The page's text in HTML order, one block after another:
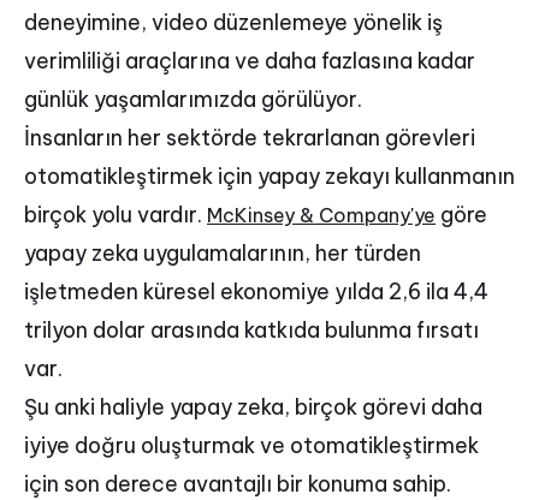
deneyimine, video düzenlemeye yönelik iş
verimliliği araçlarına ve daha fazlasına kadar
günlük yaşamlarımızda görülüyor.
İnsanların her sektörde tekrarlanan görevleri
otomatikleştirmek için yapay zekayı kullanmanın
birçok yolu vardır. McKinsey & Company'ye göre
yapay zeka uygulamalarının, her türden
işletmeden küresel ekonomiye yılda 2,6 ila 4,4
trilyon dolar arasında katkıda bulunma fırsatı
var.
Şu anki haliyle yapay zeka, birçok görevi daha
iyiye doğru oluşturmak ve otomatikleştirmek
için son derece avantajlı bir konuma sahip.